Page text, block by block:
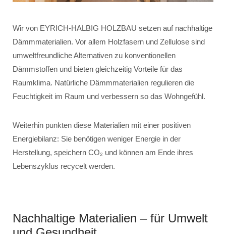
Wir von EYRICH-HALBIG HOLZBAU setzen auf nachhaltige
Dämmmaterialien. Vor allem Holzfasern und Zellulose sind
umweltfreundliche Alternativen zu konventionellen
Dämmstoffen und bieten gleichzeitig Vorteile für das
Raumklima. Natürliche Dämmmaterialien regulieren die
Feuchtigkeit im Raum und verbessern so das Wohngefühl.
Weiterhin punkten diese Materialien mit einer positiven
Energiebilanz: Sie benötigen weniger Energie in der
Herstellung, speichern CO₂ und können am Ende ihres
Lebenszyklus recycelt werden.
Nachhaltige Materialien – für Umwelt